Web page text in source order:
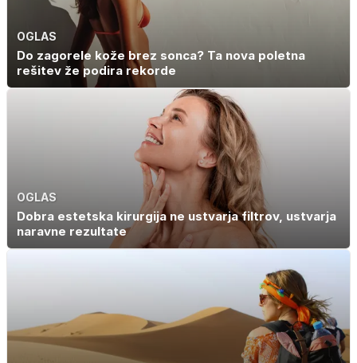
OGLAS
Do zagorele kože brez sonca? Ta nova poletna
rešitev že podira rekorde
OGLAS
Dobra estetska kirurgija ne ustvarja filtrov, ustvarja
naravne rezultate